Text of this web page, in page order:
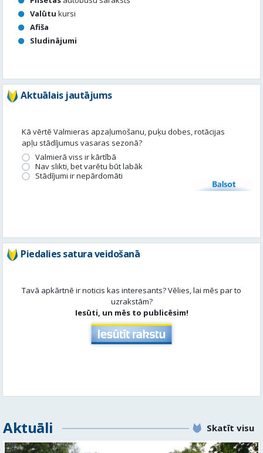
Valūtu kursi
Afiša
Sludinājumi
Aktuālais jautājums
Kā vērtē Valmieras apzaļumošanu, puķu dobes, rotācijas
apļu stādījumus vasaras sezonā?
Valmierā viss ir kārtībā
Nav slikti, bet varētu būt labāk
Stādījumi ir nepārdomāti
Balsot
Piedalies satura veidošanā
Tavā apkārtnē ir noticis kas interesants? Vēlies, lai mēs par to
uzrakstām?
Iesūti, un mēs to publicēsim!
Aktuāli Skatīt visu